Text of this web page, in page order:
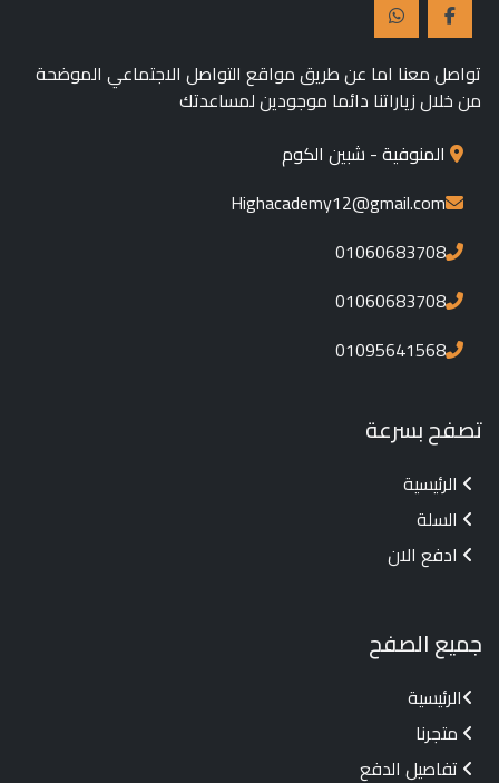
تواصل معنا اما عن طريق مواقع التواصل الاجتماعي الموضحة
من خلال زياراتنا دائما موجودين لمساعدتك
المنوفية - شبين الكوم
Highacademy12@gmail.com
01060683708
01060683708
01095641568
تصفح بسرعة
الرئيسية
السلة
ادفع الان
جميع الصفح
الرئيسية
متجرنا
تفاصيل الدفع